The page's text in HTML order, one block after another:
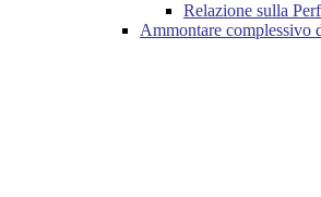
Relazione sulla
Ammontare complessivo